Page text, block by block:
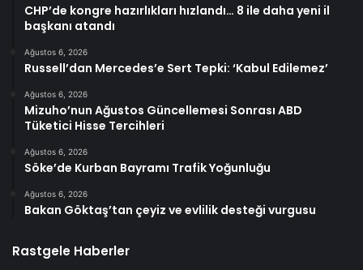
CHP’de kongre hazırlıkları hızlandı… 8 ile daha yeni il
başkanı atandı
Ağustos 6, 2026
Russell’dan Mercedes’e Sert Tepki: ‘Kabul Edilemez’
Ağustos 6, 2026
Mizuho’nun Ağustos Güncellemesi Sonrası ABD
Tüketici Hisse Tercihleri
Ağustos 6, 2026
Söke’de Kurban Bayramı Trafik Yoğunluğu
Ağustos 6, 2026
Bakan Göktaş’tan çeyiz ve evlilik desteği vurgusu
Rastgele Haberler